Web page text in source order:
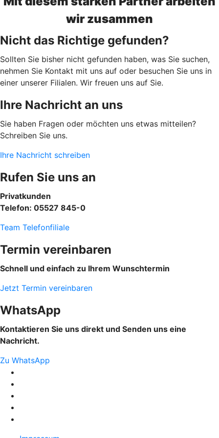
wir zusammen
Nicht das Richtige gefunden?
Sollten Sie bisher nicht gefunden haben, was Sie suchen,
nehmen Sie Kontakt mit uns auf oder besuchen Sie uns in
einer unserer Filialen. Wir freuen uns auf Sie.
Ihre Nachricht an uns
Sie haben Fragen oder möchten uns etwas mitteilen?
Schreiben Sie uns.
Ihre Nachricht schreiben
Rufen Sie uns an
Privatkunden
Telefon: 05527 845-0
Team Telefonfiliale
Termin vereinbaren
Schnell und einfach zu Ihrem Wunschtermin
Jetzt Termin vereinbaren
WhatsApp
Kontaktieren Sie uns direkt und Senden uns eine
Nachricht.
Zu WhatsApp